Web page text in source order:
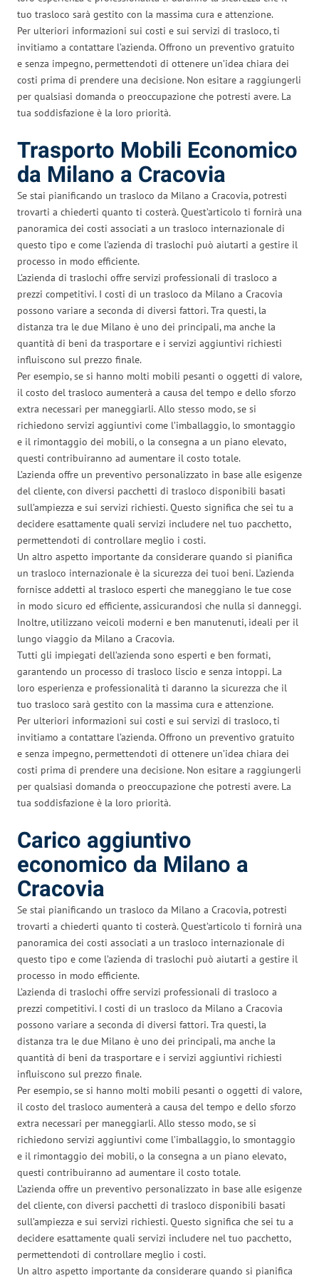
tuo trasloco sarà gestito con la massima cura e attenzione.
Per ulteriori informazioni sui costi e sui servizi di trasloco, ti
invitiamo a contattare l’azienda. Offrono un preventivo gratuito
e senza impegno, permettendoti di ottenere un’idea chiara dei
costi prima di prendere una decisione. Non esitare a raggiungerli
per qualsiasi domanda o preoccupazione che potresti avere. La
tua soddisfazione è la loro priorità.
Trasporto Mobili Economico
da Milano a Cracovia
Se stai pianificando un trasloco da Milano a Cracovia, potresti
trovarti a chiederti quanto ti costerà. Quest’articolo ti fornirà una
panoramica dei costi associati a un trasloco internazionale di
questo tipo e come l’azienda di traslochi può aiutarti a gestire il
processo in modo efficiente.
L’azienda di traslochi offre servizi professionali di trasloco a
prezzi competitivi. I costi di un trasloco da Milano a Cracovia
possono variare a seconda di diversi fattori. Tra questi, la
distanza tra le due Milano è uno dei principali, ma anche la
quantità di beni da trasportare e i servizi aggiuntivi richiesti
influiscono sul prezzo finale.
Per esempio, se si hanno molti mobili pesanti o oggetti di valore,
il costo del trasloco aumenterà a causa del tempo e dello sforzo
extra necessari per maneggiarli. Allo stesso modo, se si
richiedono servizi aggiuntivi come l’imballaggio, lo smontaggio
e il rimontaggio dei mobili, o la consegna a un piano elevato,
questi contribuiranno ad aumentare il costo totale.
L’azienda offre un preventivo personalizzato in base alle esigenze
del cliente, con diversi pacchetti di trasloco disponibili basati
sull’ampiezza e sui servizi richiesti. Questo significa che sei tu a
decidere esattamente quali servizi includere nel tuo pacchetto,
permettendoti di controllare meglio i costi.
Un altro aspetto importante da considerare quando si pianifica
un trasloco internazionale è la sicurezza dei tuoi beni. L’azienda
fornisce addetti al trasloco esperti che maneggiano le tue cose
in modo sicuro ed efficiente, assicurandosi che nulla si danneggi.
Inoltre, utilizzano veicoli moderni e ben manutenuti, ideali per il
lungo viaggio da Milano a Cracovia.
Tutti gli impiegati dell’azienda sono esperti e ben formati,
garantendo un processo di trasloco liscio e senza intoppi. La
loro esperienza e professionalità ti daranno la sicurezza che il
tuo trasloco sarà gestito con la massima cura e attenzione.
Per ulteriori informazioni sui costi e sui servizi di trasloco, ti
invitiamo a contattare l’azienda. Offrono un preventivo gratuito
e senza impegno, permettendoti di ottenere un’idea chiara dei
costi prima di prendere una decisione. Non esitare a raggiungerli
per qualsiasi domanda o preoccupazione che potresti avere. La
tua soddisfazione è la loro priorità.
Carico aggiuntivo
economico da Milano a
Cracovia
Se stai pianificando un trasloco da Milano a Cracovia, potresti
trovarti a chiederti quanto ti costerà. Quest’articolo ti fornirà una
panoramica dei costi associati a un trasloco internazionale di
questo tipo e come l’azienda di traslochi può aiutarti a gestire il
processo in modo efficiente.
L’azienda di traslochi offre servizi professionali di trasloco a
prezzi competitivi. I costi di un trasloco da Milano a Cracovia
possono variare a seconda di diversi fattori. Tra questi, la
distanza tra le due Milano è uno dei principali, ma anche la
quantità di beni da trasportare e i servizi aggiuntivi richiesti
influiscono sul prezzo finale.
Per esempio, se si hanno molti mobili pesanti o oggetti di valore,
il costo del trasloco aumenterà a causa del tempo e dello sforzo
extra necessari per maneggiarli. Allo stesso modo, se si
richiedono servizi aggiuntivi come l’imballaggio, lo smontaggio
e il rimontaggio dei mobili, o la consegna a un piano elevato,
questi contribuiranno ad aumentare il costo totale.
L’azienda offre un preventivo personalizzato in base alle esigenze
del cliente, con diversi pacchetti di trasloco disponibili basati
sull’ampiezza e sui servizi richiesti. Questo significa che sei tu a
decidere esattamente quali servizi includere nel tuo pacchetto,
permettendoti di controllare meglio i costi.
Un altro aspetto importante da considerare quando si pianifica